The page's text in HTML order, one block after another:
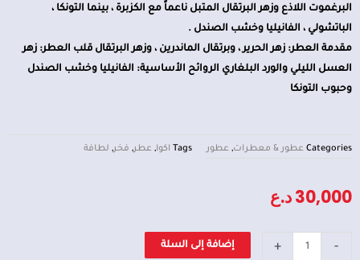
البرغموت اللاذع وزهر البرتقال المتبل ناعماً مع الكزبرة ، بينما التونكا ،
الباتشولي ، الفانيليا وخشب الصندل .
مقدمة العطر: زهر الحرير ، وبرتقال الماندرين ، وزهر البرتقال قلب العطر: زهر
العسل الليلي والورد البلغاري الروائح الأساسية: الفانيليا وخشب الصندل
وحبوب التونكا
Categories عطور & معطرات, عطور Tags اكوا, عطر, فخر, لطافة
30,000د.ع
-
+ إضافة إلى السلة